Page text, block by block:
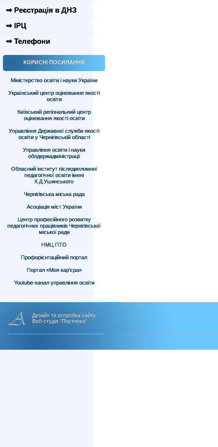
⇒ Реєстрація в ДНЗ
⇒ ІРЦ
⇒ Телефони
КОРИСНІ ПОСИЛАННЯ
Міністерство освіти і науки України
Український центр оцінювання якості
освіти
Київський регіональний центр
оцінювання якості освіти
Управління Державної служби якості
освіти у Чернігівській області
Управління освіти і науки
облдержадміністрації
Обласний інститут післядипломної
педагогічної освіти імені
К.Д.Ушинського
Чернігівська міська рада
Асоціація міст України
Центр професійного розвитку
педагогічних працівників Чернігівської
міської ради
НМЦ ПТО
Профорієнтаційний портал
Портал «Моя кар’єра»
Youtube-канал управління освіти
Дизайн та розробка сайту
Веб-студія "Паутинка"